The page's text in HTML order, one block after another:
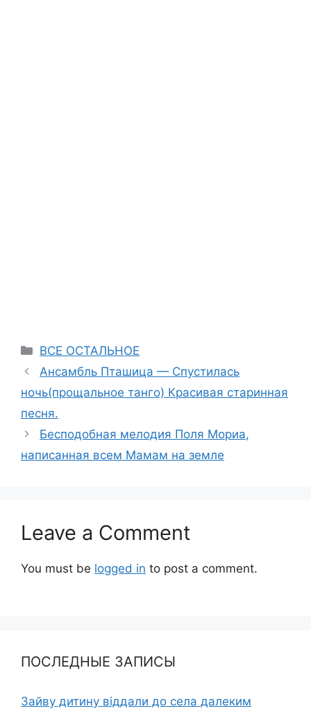
Categories
ВСЕ ОСТАЛЬНОЕ
Ансамбль Пташица — Спустилась
ночь(прощальное танго) Красивая старинная
песня.
Бесподобная мелодия Поля Мориа,
написанная всем Мамам на земле
Leave a Comment
You must be logged in to post a comment.
ПОСЛЕДНЫЕ ЗАПИСЫ
Зайву дитину віддали до села далеким